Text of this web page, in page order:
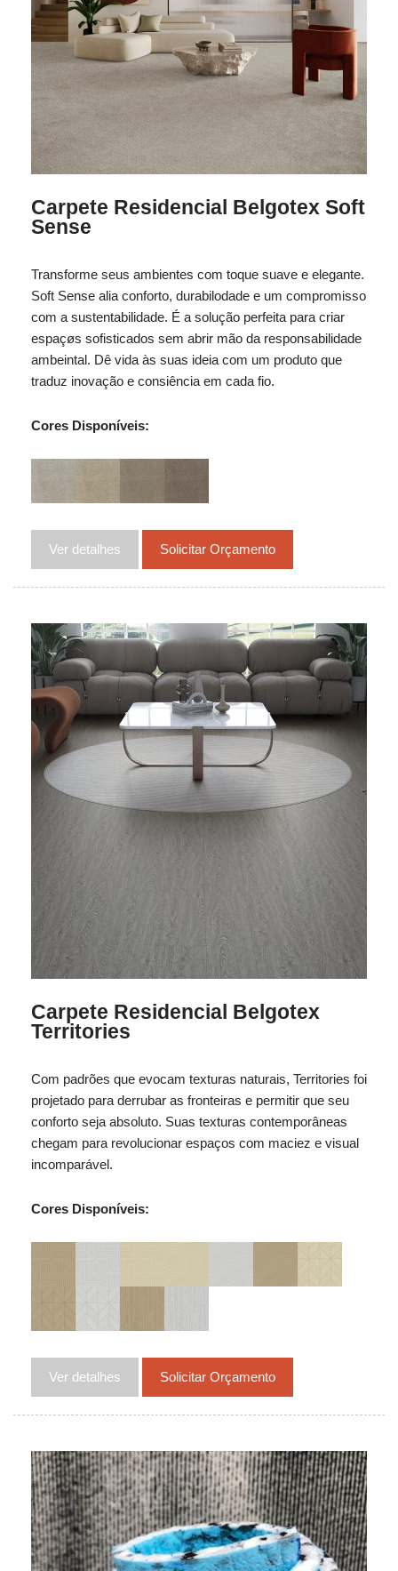
Carpete Residencial Belgotex Soft
Sense
Transforme seus ambientes com toque suave e elegante.
Soft Sense alia conforto, durabilodade e um compromisso
com a sustentabilidade. É a solução perfeita para criar
espaçøs sofisticados sem abrir mão da responsabilidade
ambeintal. Dê vida às suas ideia com um produto que
traduz inovação e consiência em cada fio.
Cores Disponíveis:
Ver detalhes Solicitar Orçamento
Carpete Residencial Belgotex
Territories
Com padrões que evocam texturas naturais, Territories foi
projetado para derrubar as fronteiras e permitir que seu
conforto seja absoluto. Suas texturas contemporâneas
chegam para revolucionar espaços com maciez e visual
incomparável.
Cores Disponíveis:
Ver detalhes Solicitar Orçamento